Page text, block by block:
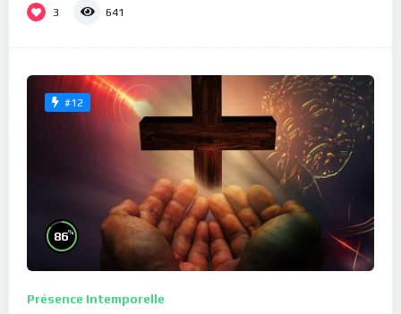
3 641
#12
86%
Présence Intemporelle